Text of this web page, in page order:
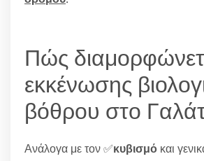
Πώς
εκκένωσης
βόθρου στο
Ανάλογα με τον ✅κυβισμό και